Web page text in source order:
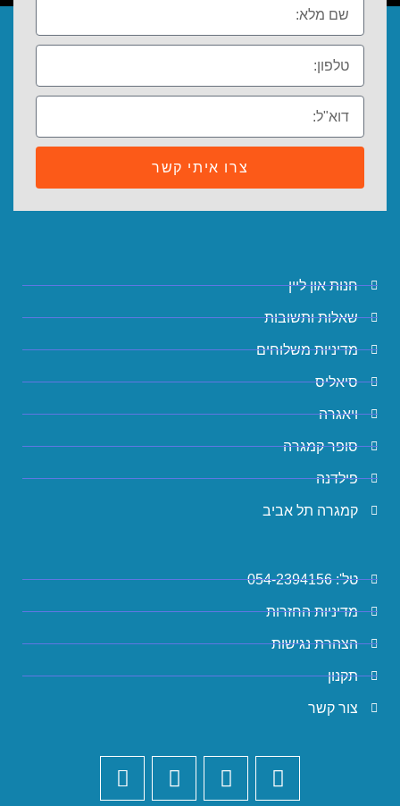
צרו איתי קשר
חנות און ליין
שאלות ותשובות
מדיניות משלוחים
סיאליס
ויאגרה
סופר קמגרה
פילדנה
קמגרה תל אביב
טל': 054-2394156
מדיניות החזרות
הצהרת נגישות
תקנון
צור קשר